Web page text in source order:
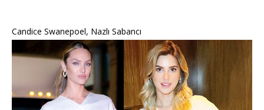
Candice Swanepoel, Nazlı Sabancı